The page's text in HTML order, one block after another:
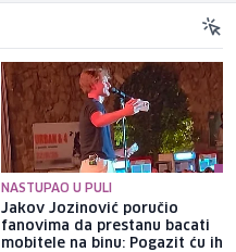
NASTUPAO U PULI
Jakov Jozinović poručio
fanovima da prestanu bacati
mobitele na binu: Pogazit ću ih